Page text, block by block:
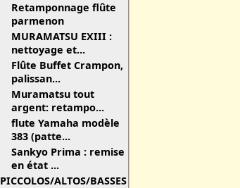
Retamponnage flûte
parmenon
MURAMATSU EXIII :
nettoyage et...
Flûte Buffet Crampon,
palissan...
Muramatsu tout
argent: retampo...
flute Yamaha modèle
383 (patte...
Sankyo Prima : remise
en état ...
PICCOLOS/ALTOS/BASSES